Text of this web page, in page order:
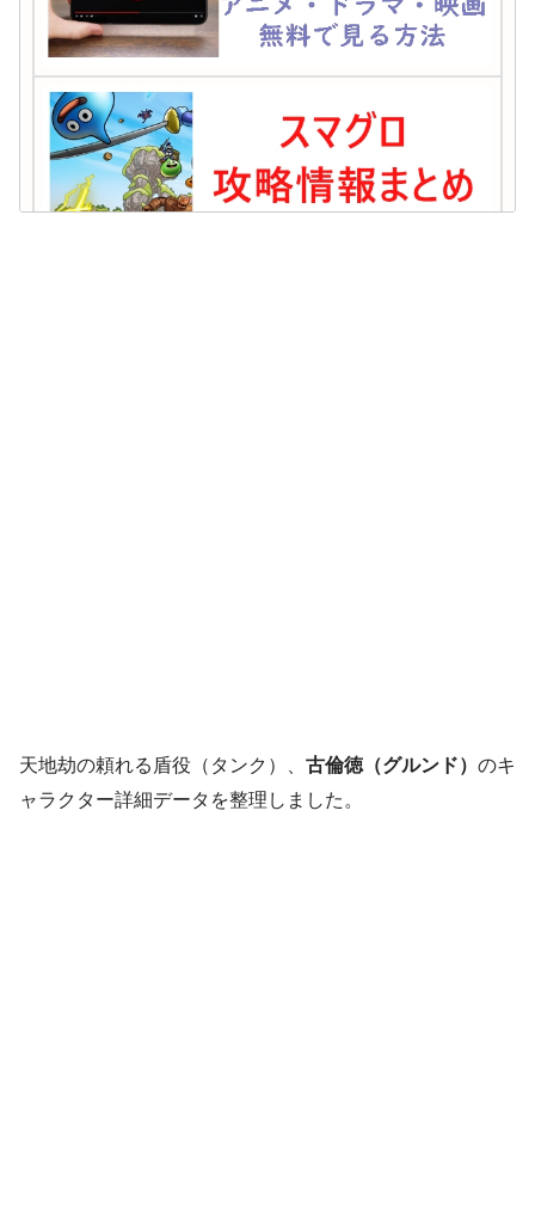
天地劫の頼れる盾役（タンク）、 古倫徳（グルンド） のキ
ャラクター詳細データを整理しました。